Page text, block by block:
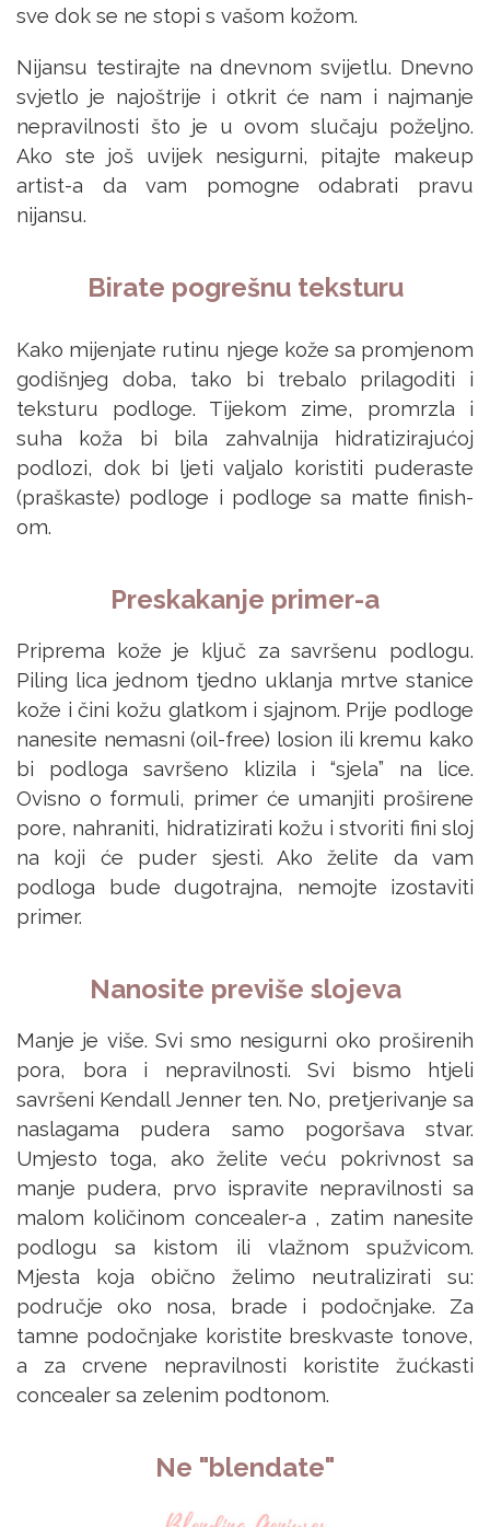
sve dok se ne stopi s vašom kožom.
Nijansu testirajte na dnevnom svijetlu. Dnevno
svjetlo je najoštrije i otkrit će nam i najmanje
nepravilnosti što je u ovom slučaju poželjno.
Ako ste još uvijek nesigurni, pitajte makeup
artist-a da vam pomogne odabrati pravu
nijansu.
Birate pogrešnu teksturu
Kako mijenjate rutinu njege kože sa promjenom
godišnjeg doba, tako bi trebalo prilagoditi i
teksturu podloge. Tijekom zime, promrzla i
suha koža bi bila zahvalnija hidratizirajućoj
podlozi, dok bi ljeti valjalo koristiti puderaste
(praškaste) podloge i podloge sa matte finish-
om.
Preskakanje primer-a
Priprema kože je ključ za savršenu podlogu.
Piling lica jednom tjedno uklanja mrtve stanice
kože i čini kožu glatkom i sjajnom. Prije podloge
nanesite nemasni (oil-free) losion ili kremu kako
bi podloga savršeno klizila i “sjela” na lice.
Ovisno o formuli, primer će umanjiti proširene
pore, nahraniti, hidratizirati kožu i stvoriti fini sloj
na koji će puder sjesti. Ako želite da vam
podloga bude dugotrajna, nemojte izostaviti
primer.
Nanosite previše slojeva
Manje je više. Svi smo nesigurni oko proširenih
pora, bora i nepravilnosti. Svi bismo htjeli
savršeni Kendall Jenner ten. No, pretjerivanje sa
naslagama pudera samo pogoršava stvar.
Umjesto toga, ako želite veću pokrivnost sa
manje pudera, prvo ispravite nepravilnosti sa
malom količinom concealer-a , zatim nanesite
podlogu sa kistom ili vlažnom spužvicom.
Mjesta koja obično želimo neutralizirati su:
područje oko nosa, brade i podočnjake. Za
tamne podočnjake koristite breskvaste tonove,
a za crvene nepravilnosti koristite žućkasti
concealer sa zelenim podtonom.
Ne "blendate"